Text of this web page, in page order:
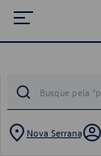
Nova Serrana